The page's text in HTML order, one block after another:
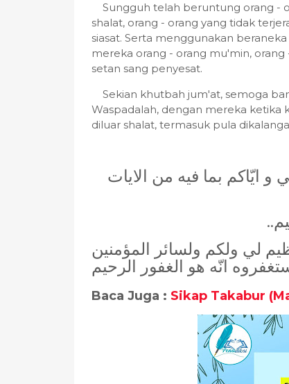
Sungguh telah beruntung orang -
shalat, orang - orang yang tidak
siasat. Serta menggunakan
mereka orang - orang mu'min,
setan sang penyesat.
Sekian khutbah jum'at, semoga
Waspadalah, dengan mereka ketika
diluar shalat, termasuk pula
ايّاكم بما فيه من الايات
لي ولكم ولسائر المؤمنين
انّه هو الغفور الرحيم
Baca Juga : Sikap Takabur